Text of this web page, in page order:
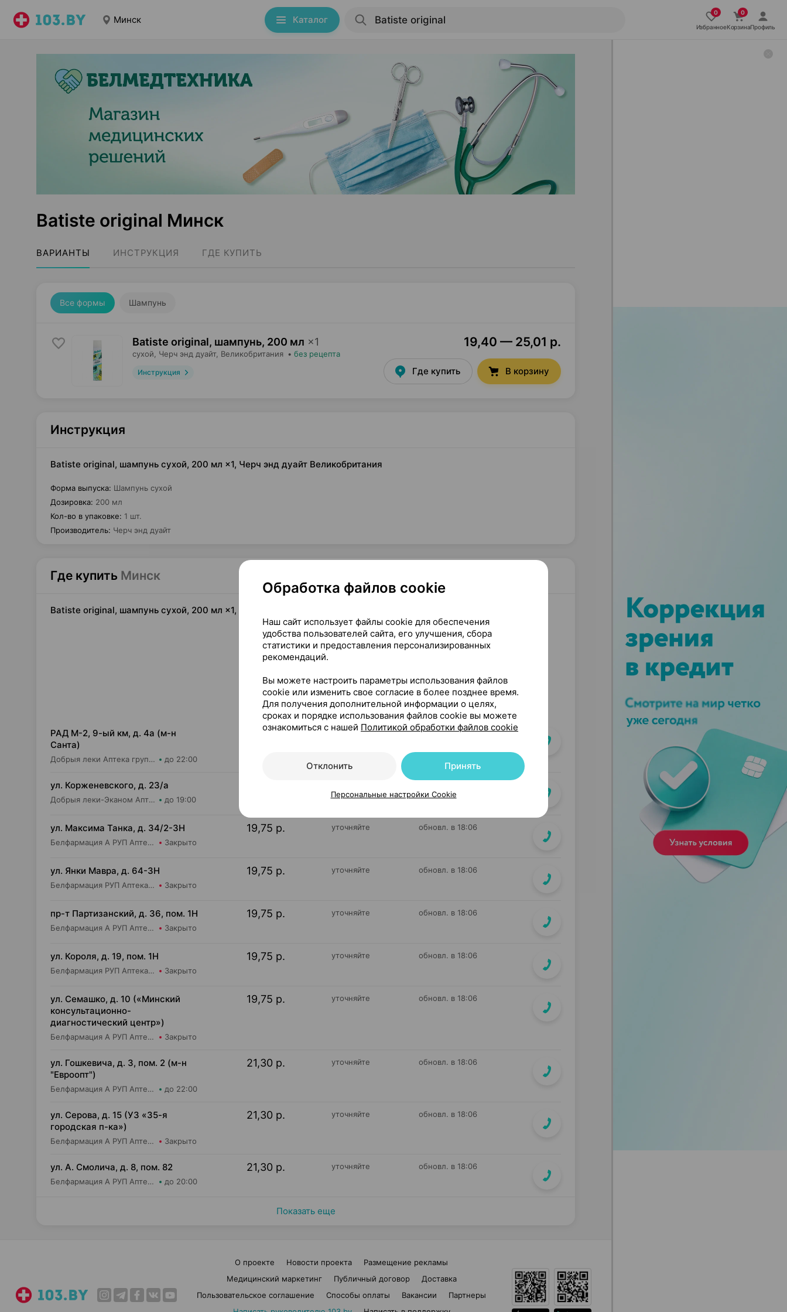
Минск Каталог
ИзбранноеКорзинаПрофиль
Batiste original Минск
ВАРИАНТЫ ИНСТРУКЦИЯ ГДЕ КУПИТЬ
Все формы Шампунь
Batiste original, шампунь, 200 мл ×1
сухой, Черч энд дуайт, Великобритания • без рецепта
Инструкция
19,40 — 25,01 р.
Где купить В корзину
Инструкция
Batiste original, шампунь сухой, 200 мл ×1, Черч энд дуайт Великобритания
Форма выпуска: Шампунь сухой
Дозировка: 200 мл
Кол-во в упаковке: 1 шт.
Производитель: Черч энд дуайт
Где купить Минск
Batiste original, шампунь сухой, 200 мл ×1, Черч энд дуайт Великобритания
РАД М-2, 9-ый км, д. 4а (м-н
Санта)
Добрыя леки Аптека групп Центр ООО Аптека №97 до 22:00
19,40 р. 1 шт. обновл. в 17:40
ул. Корженевского, д. 23/а
Добрыя леки-Эканом Аптека групп Центр ООО Аптека №6 до 19:00
ул. Максима Танка, д. 34/2-3Н
Белфармация А РУП Аптека №18 Закрыто
19,75 р. уточняйте обновл. в 18:06
ул. Янки Мавра, д. 64-3Н
Белфармация РУП Аптека №14 Закрыто
19,75 р. уточняйте обновл. в 18:06
пр-т Партизанский, д. 36, пом. 1Н
Белфармация А РУП Аптека №16 Закрыто
19,75 р. уточняйте обновл. в 18:06
ул. Короля, д. 19, пом. 1Н
Белфармация РУП Аптека №11 Закрыто
19,75 р. уточняйте обновл. в 18:06
ул. Семашко, д. 10 («Минский
консультационно-
диагностический центр»)
Белфармация А РУП Аптека №6 Закрыто
19,75 р. уточняйте обновл. в 18:06
ул. Гошкевича, д. 3, пом. 2 (м-н
"Евроопт")
Белфармация А РУП Аптека №5 до 22:00
21,30 р. уточняйте обновл. в 18:06
ул. Серова, д. 15 (УЗ «35-я
городская п-ка»)
Белфармация А РУП Аптека №100 Закрыто
21,30 р. уточняйте обновл. в 18:06
ул. А. Смолича, д. 8, пом. 82
Белфармация А РУП Аптека №3 до 20:00
21,30 р. уточняйте обновл. в 18:06
Показать еще
О проекте Новости проекта
Размещение рекламы
Медицинский маркетинг
Публичный договор
Доставка
Пользовательское соглашение
Способы оплаты Вакансии
Партнеры
Обработка файлов cookie
Наш сайт использует файлы cookie для обеспечения
удобства пользователей сайта, его улучшения, сбора
статистики и предоставления персонализированных
рекомендаций.
Вы можете настроить параметры использования файлов
cookie или изменить свое согласие в более позднее время.
Для получения дополнительной информации о целях,
сроках и порядке использования файлов cookie вы можете
ознакомиться с нашей Политикой обработки файлов cookie
Отклонить Принять
Персональные настройки Cookie